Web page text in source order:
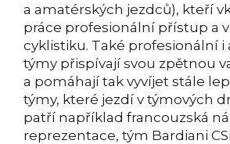
a amatérských jezdců), kteří
práce profesionální přístup a
cyklistiku. Také profesionální i
týmy přispívají svou zpětnou
a pomáhají tak vyvíjet stále
týmy, které jezdí v týmových
patří například francouzská
reprezentace, tým Bardiani